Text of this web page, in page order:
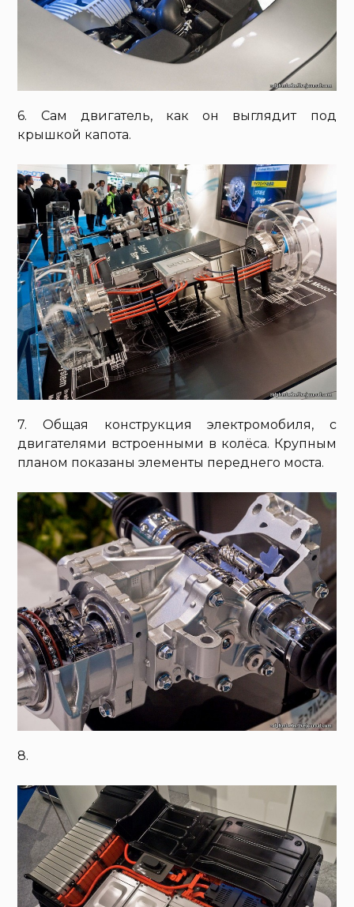
6. Сам двигатель, как он выглядит под
крышкой капота.
7. Общая конструкция электромобиля, с
двигателями встроенными в колёса. Крупным
планом показаны элементы переднего моста.
8.